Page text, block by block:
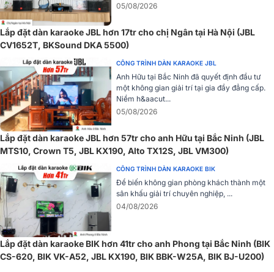
JBL Live Pro 2 TWScho bạn trải nghiệm trọn vẹn mọi cuộc vui với
thời gian chơi nhạc liên tục lên tới 40 giờ (10 giờ tai nghe + 30 giờ
hộp sạc). Đặc biệt, hộp sạc không dây chuẩn Qi vô cùng tiện lợi, chỉ
với 15 phút sạc nhanh bạn đã có thêm 4 giờ chơi nhạc. Thật tiện lợi !
Đàm thoại rõ ràng, không ngại tiếng ồn
Live Pro 2 TWS được trang bị hệ thống 6 micro sắc nét chùm tia
chiếu lọc ồn và gió cho bạn chất lượng đàm thoại rõ ràng. mạch lạc.
Với tính năng VoiceAware, bạn có thể kiểm soát được âm giọng của
chính mình thông qua tai nghe, đảm bảo chất lượng cuộc gọi luôn
ổn định.
05/08/2026
Lắp đặt dàn karaoke JBL hơn 17tr cho chị Ngân tại Hà Nội (JBL
CV1652T, BKSound DKA 5500)
CÔNG TRÌNH DÀN KARAOKE JBL
Anh Hữu tại Bắc Ninh đã quyết định đầu tư
một không gian giải trí tại gia đầy đẳng cấp.
Niềm h&aacut...
05/08/2026
Lắp đặt dàn karaoke JBL hơn 57tr cho anh Hữu tại Bắc Ninh (JBL
MTS10, Crown T5, JBL KX190, Alto TX12S, JBL VM300)
CÔNG TRÌNH DÀN KARAOKE BIK
Để biến không gian phòng khách thành một
sân khấu giải trí chuyên nghiệp, ...
04/08/2026
Lắp đặt dàn karaoke BIK hơn 41tr cho anh Phong tại Bắc Ninh (BIK
CS-620, BIK VK-A52, JBL KX190, BIK BBK-W25A, BIK BJ-U200)